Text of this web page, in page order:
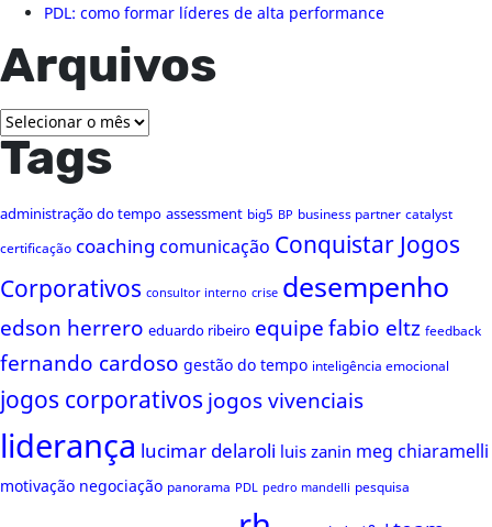
PDL: como formar líderes de alta performance
Arquivos
Arquivos
Tags
administração do tempo assessment big5 BP business partner catalyst
certificação coaching comunicação Conquistar Jogos
Corporativos consultor interno crise desempenho
edson herrero eduardo ribeiro equipefabio eltz feedback
fernando cardoso gestão do tempo inteligência emocional
jogos corporativos jogos vivenciais
liderança lucimar delaroli luis zanin meg chiaramelli
motivação negociação panorama PDL pedro mandelli pesquisa